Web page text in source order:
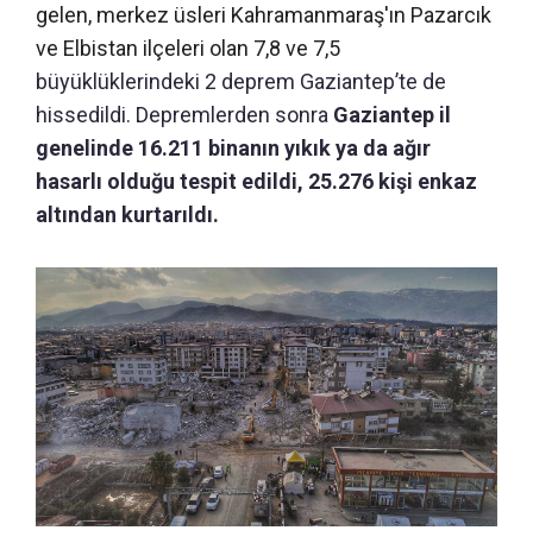
gelen, merkez üsleri Kahramanmaraş'ın Pazarcık
ve Elbistan ilçeleri olan 7,8 ve 7,5
büyüklüklerindeki 2 deprem Gaziantep’te de
hissedildi. Depremlerden sonra Gaziantep il
genelinde 16.211 binanın yıkık ya da ağır
hasarlı olduğu tespit edildi, 25.276 kişi enkaz
altından kurtarıldı.